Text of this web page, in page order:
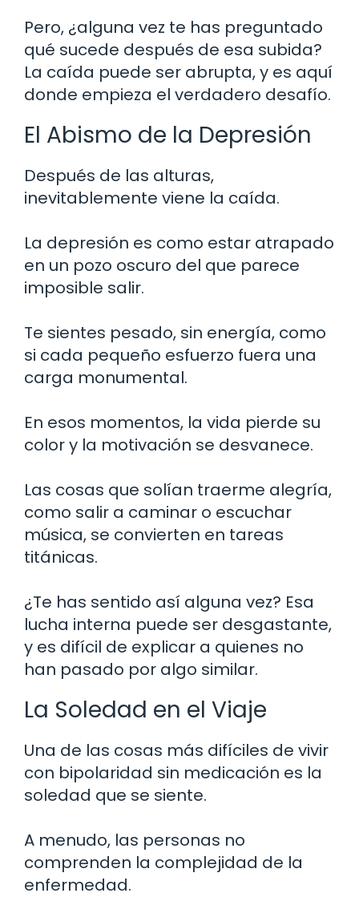
Pero, ¿alguna vez te has preguntado
qué sucede después de esa subida?
La caída puede ser abrupta, y es aquí
donde empieza el verdadero desafío.
El Abismo de la Depresión
Después de las alturas,
inevitablemente viene la caída.
La depresión es como estar atrapado
en un pozo oscuro del que parece
imposible salir.
Te sientes pesado, sin energía, como
si cada pequeño esfuerzo fuera una
carga monumental.
En esos momentos, la vida pierde su
color y la motivación se desvanece.
Las cosas que solían traerme alegría,
como salir a caminar o escuchar
música, se convierten en tareas
titánicas.
¿Te has sentido así alguna vez? Esa
lucha interna puede ser desgastante,
y es difícil de explicar a quienes no
han pasado por algo similar.
La Soledad en el Viaje
Una de las cosas más difíciles de vivir
con bipolaridad sin medicación es la
soledad que se siente.
A menudo, las personas no
comprenden la complejidad de la
enfermedad.